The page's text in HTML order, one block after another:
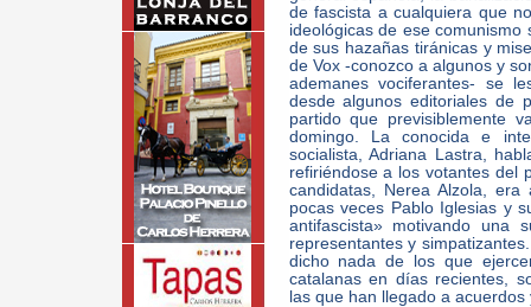
de fascista a cualquiera que
ideológicas de ese
de sus hazañas tiránicas y
de Vox -conozco a algunos y
ademanes vociferantes- se
desde algunos editoriales de
partido que previsiblemente
domingo. La conocida e
socialista, Adriana Lastra,
refiriéndose a los votantes del
candidatas, Nerea Alzola,
pocas veces Pablo Iglesias y
antifascista» motivando una
representantes y
dicho nada de los que
catalanas en días recientes,
las que han llegado a